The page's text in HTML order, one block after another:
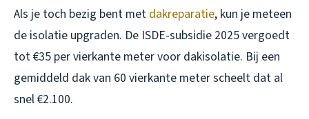
Als je toch bezig bent met dakreparatie, kun je meteen
de isolatie upgraden. De ISDE-subsidie 2025 vergoedt
tot €35 per vierkante meter voor dakisolatie. Bij een
gemiddeld dak van 60 vierkante meter scheelt dat al
snel €2.100.